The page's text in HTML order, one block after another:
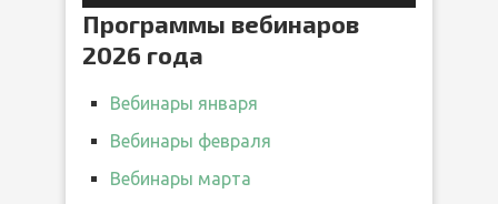
Программы вебинаров
2026 года
Вебинары января
Вебинары февраля
Вебинары марта